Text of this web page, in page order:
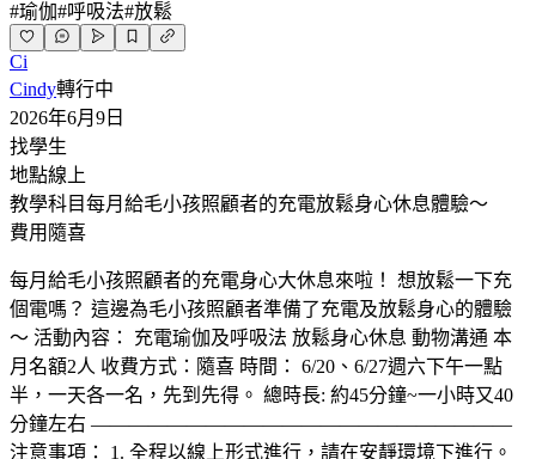
#瑜伽#呼吸法#放鬆
Ci
Cindy轉行中
2026年6月9日
找學生
地點線上
教學科目每月給毛小孩照顧者的充電放鬆身心休息體驗～
費用 隨喜
每月給毛小孩照顧者的充電身心大休息來啦！ 想放鬆一下充
個電嗎？ 這邊為毛小孩照顧者準備了充電及放鬆身心的體驗
～ 活動內容： 充電瑜伽及呼吸法 放鬆身心休息 動物溝通 本
月名額2人 收費方式：隨喜 時間： 6/20、6/27週六下午一點
半，一天各一名，先到先得。 總時長: 約45分鐘~一小時又40
分鐘左右 ——————————————————————
注意事項： 1. 全程以線上形式進行，請在安靜環境下進行。